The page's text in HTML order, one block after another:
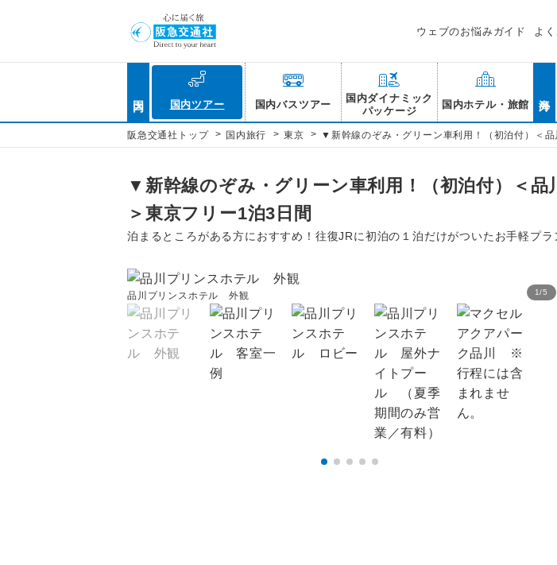
ウェブのお悩みガイド よ
国内ツアー 国内バスツアー
国内ダイナミック
パッケージ
国内ホテル・旅館
阪急交通社トップ > 国内旅行 > 東京 > ▼新幹線のぞみ・グリーン車利用！（初泊付）＜
▼新幹線のぞみ・グリーン車利用！（初泊付）＜品
＞東京フリー1泊3日間
泊まるところがある方におすすめ！往復JRに初泊の１泊だけがついたお手軽プラ
1/5
品川プリンスホテル 外観